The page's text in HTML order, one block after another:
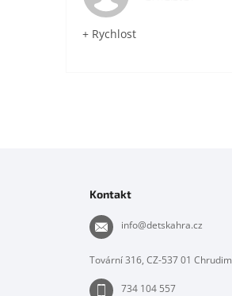
+ Rychlost
Kontakt
info@detskahra.cz
Tovární 316, CZ-537 01 Chrudim
734 104 557